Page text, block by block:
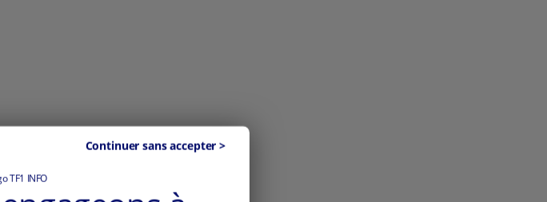
Continuer sans accepter >